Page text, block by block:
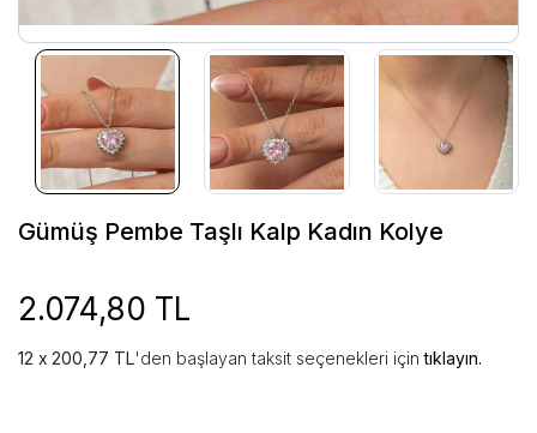
Gümüş Pembe Taşlı Kalp Kadın Kolye
2.074,80 TL
200,77 TL'den başlayan taksit seçenekleri içintıklayın.